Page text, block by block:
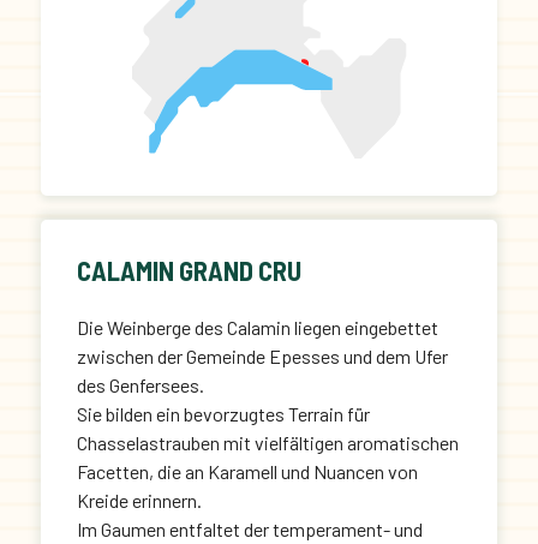
CALAMIN GRAND CRU
Die Weinberge des Calamin liegen eingebettet
zwischen der Gemeinde Epesses und dem Ufer
des Genfersees.
Sie bilden ein bevorzugtes Terrain für
Chasselastrauben mit vielfältigen aromatischen
Facetten, die an Karamell und Nuancen von
Kreide erinnern.
Im Gaumen entfaltet der temperament- und